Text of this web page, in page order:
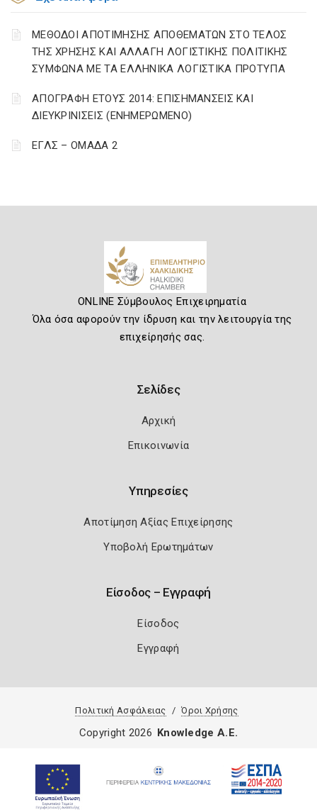
ΜΕΘΟΔΟΙ ΑΠΟΤΙΜΗΣΗΣ ΑΠΟΘΕΜΑΤΩΝ ΣΤΟ ΤΕΛΟΣ
ΤΗΣ ΧΡΗΣΗΣ ΚΑΙ ΑΛΛΑΓΗ ΛΟΓΙΣΤΙΚΗΣ ΠΟΛΙΤΙΚΗΣ
ΣΥΜΦΩΝΑ ΜΕ ΤΑ ΕΛΛΗΝΙΚΑ ΛΟΓΙΣΤΙΚΑ ΠΡΟΤΥΠΑ
ΑΠΟΓΡΑΦΗ ΕΤΟΥΣ 2014: ΕΠΙΣΗΜΑΝΣΕΙΣ ΚΑΙ
ΔΙΕΥΚΡΙΝΙΣΕΙΣ (ΕΝΗΜΕΡΩΜΕΝΟ)
ΕΓΛΣ – ΟΜΑΔΑ 2
ONLINE Σύμβουλος Επιχειρηματία
Όλα όσα αφορούν την ίδρυση και την λειτουργία της
επιχείρησής σας.
Σελίδες
Αρχική
Επικοινωνία
Υπηρεσίες
Αποτίμηση Αξίας Επιχείρησης
Υποβολή Ερωτημάτων
Είσοδος – Εγγραφή
Είσοδος
Εγγραφή
Πολιτική Ασφάλειας Όροι Χρήσης
Copyright 2026 Knowledge A.E.